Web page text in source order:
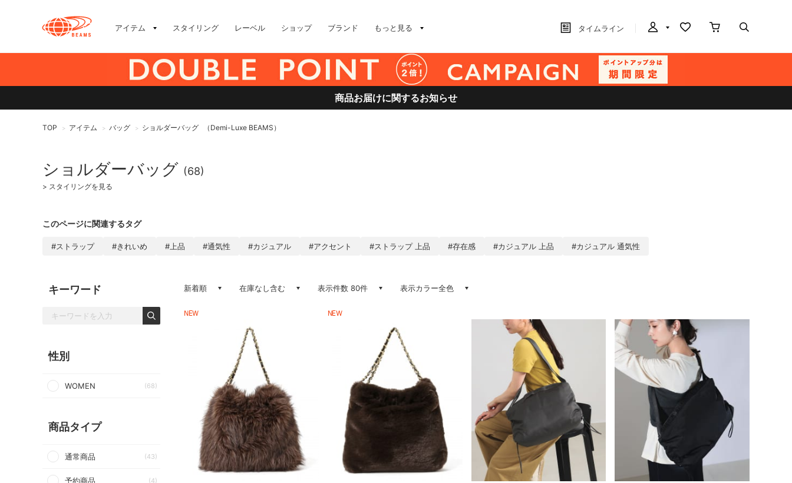
アイテム スタイリング レーベル ショップ ブランド もっと見る タイムライン
商品お届けに関するお知らせ
TOP > アイテム > バッグ > ショルダーバッグ （Demi-Luxe BEAMS）
ショルダーバッグ (68)
> スタイリングを見る
このページに関連するタグ
#ストラップ #きれいめ #上品 #通気性 #カジュアル #アクセント #ストラップ 上品 #存在感 #カジュアル 上品 #カジュアル 通気性
キーワード
性別
WOMEN (68)
商品タイプ
通常商品 (43)
予約商品 (4)
新着順 在庫なし含む 表示件数 80件 表示カラー全色
NEW NEW